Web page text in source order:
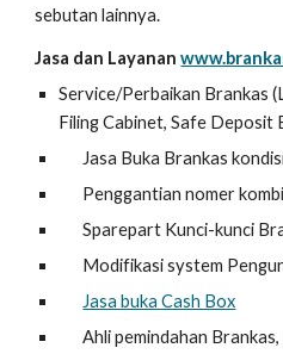
sebutan lainnya.
Jasa dan Layanan
Service/Perbaikan Brankas
Filing Cabinet, Safe Deposit
Jasa Buka Brankas
Penggantian nomer
Sparepart Kunci-kunci
Modifikasi system
Jasa buka Cash Box
Ahli pemindahan